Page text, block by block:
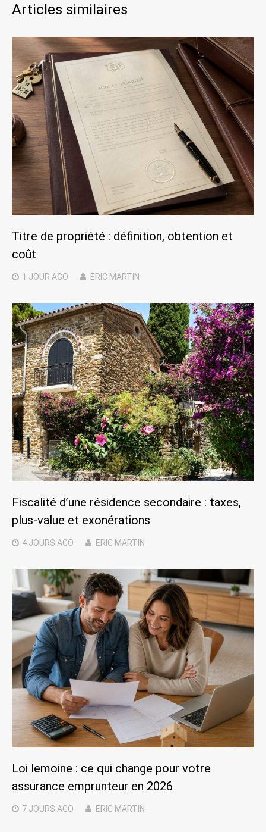
Articles similaires
Titre de propriété : définition, obtention et
coût
1 JOUR AGO ERIC MARTIN
Fiscalité d’une résidence secondaire : taxes,
plus-value et exonérations
4 JOURS AGO ERIC MARTIN
Loi lemoine : ce qui change pour votre
assurance emprunteur en 2026
7 JOURS AGO ERIC MARTIN